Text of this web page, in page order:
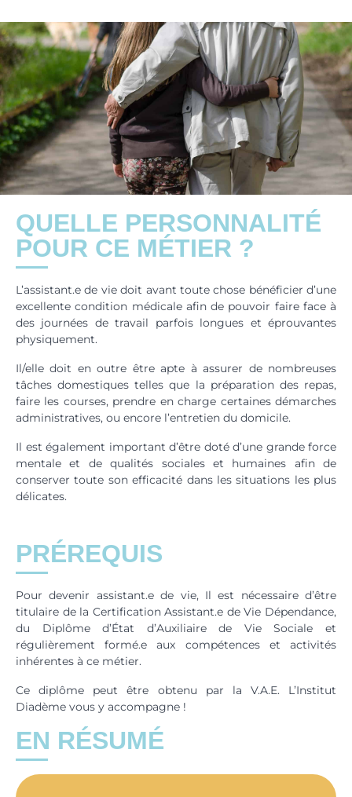
QUELLE PERSONNALITÉ
POUR CE MÉTIER ?
L’assistant.e de vie doit avant toute chose bénéficier d’une
excellente condition médicale afin de pouvoir faire face à
des journées de travail parfois longues et éprouvantes
physiquement.
Il/elle doit en outre être apte à assurer de nombreuses
tâches domestiques telles que la préparation des repas,
faire les courses, prendre en charge certaines démarches
administratives, ou encore l’entretien du domicile.
Il est également important d’être doté d’une grande force
mentale et de qualités sociales et humaines afin de
conserver toute son efficacité dans les situations les plus
délicates.
PRÉREQUIS
Pour devenir assistant.e de vie, Il est nécessaire d’être
titulaire de la Certification Assistant.e de Vie Dépendance,
du Diplôme d’État d’Auxiliaire de Vie Sociale et
régulièrement formé.e aux compétences et activités
inhérentes à ce métier.
Ce diplôme peut être obtenu par la V.A.E. L’Institut
Diadème vous y accompagne !
EN RÉSUMÉ